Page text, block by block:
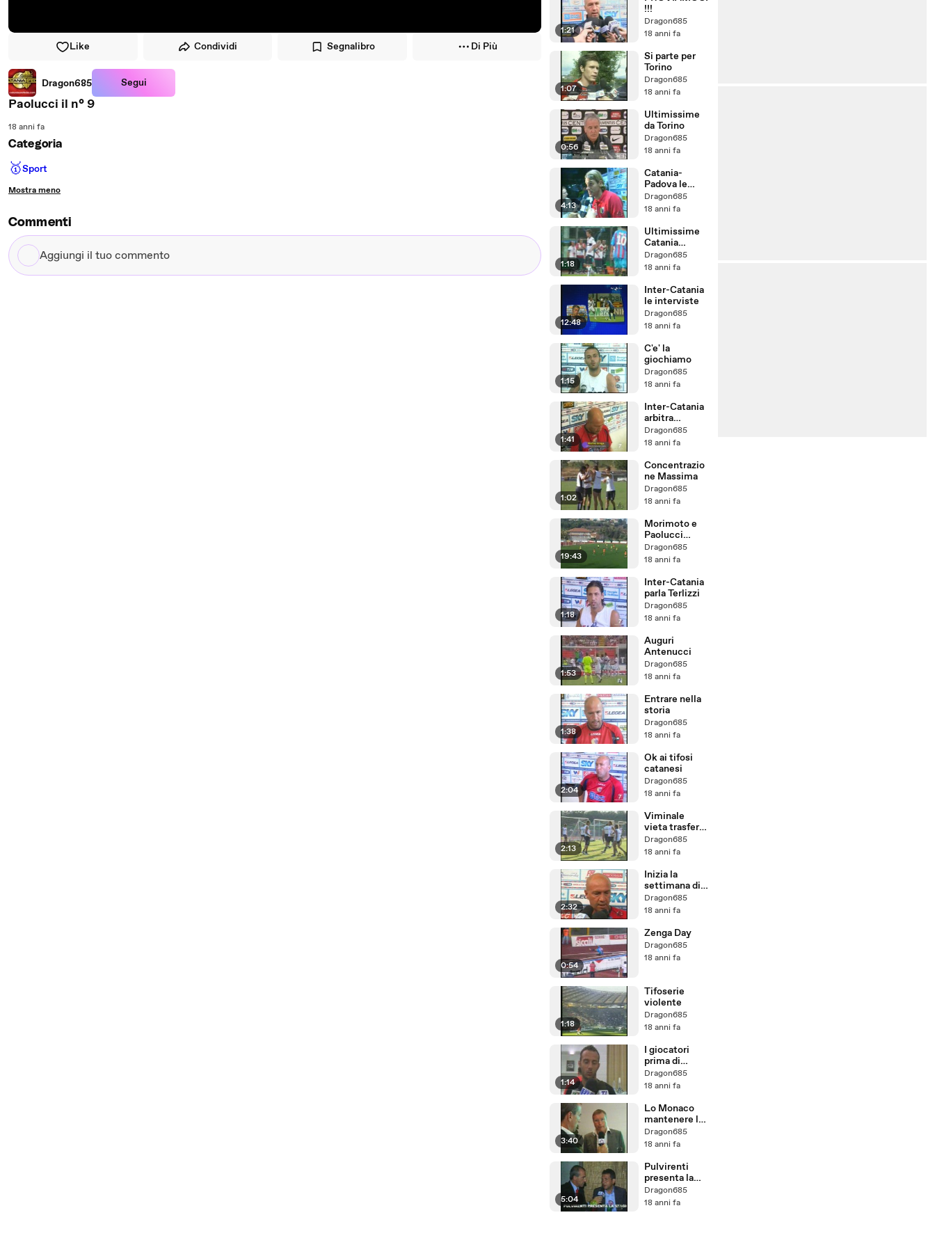
Like Condividi Segnalibro Di Più
Dragon685 Segui
Paolucci il n° 9
18 anni fa
Categoria
🥇Sport
Mostra meno
Commenti
Aggiungi
il
1:21
!!!
Dragon685
18 anni fa
1:07
Si parte per
Torino
Dragon685
18 anni fa
0:56
Ultimissime
da Torino
Dragon685
18 anni fa
4:13
Catania-
Padova le
interviste
Dragon685
18 anni fa
1:18
Ultimissime
Catania
Padova
Dragon685
18 anni fa
12:48
Inter-Catania
le interviste
Dragon685
18 anni fa
1:15
C'e' la
giochiamo
Dragon685
18 anni fa
1:41
Inter-Catania
arbitra
Damato
Dragon685
18 anni fa
1:02
Concentrazio
ne Massima
Dragon685
18 anni fa
19:43
Morimoto e
Paolucci
coppia gol
Dragon685
18 anni fa
1:18
Inter-Catania
parla Terlizzi
Dragon685
18 anni fa
1:53
Auguri
Antenucci
Dragon685
18 anni fa
1:38
Entrare nella
storia
Dragon685
18 anni fa
2:04
Ok ai tifosi
catanesi
Dragon685
18 anni fa
2:13
Viminale
vieta trasferta
ai tifosi
catanesi
Dragon685
18 anni fa
2:32
Inizia la
settimana di
Inter-Catania
Dragon685
18 anni fa
0:54
Zenga Day
Dragon685
18 anni fa
1:18
Tifoserie
violente
Dragon685
18 anni fa
1:14
I giocatori
prima di
Catania-
Genoa
Dragon685
18 anni fa
3:40
Lo Monaco
mantenere la
Categoria
Dragon685
18 anni fa
5:04
Pulvirenti
presenta la
stagione
Dragon685
18 anni fa